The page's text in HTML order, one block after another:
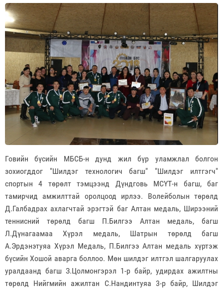
Говийн бүсийн МБСБ-н дунд жил бүр уламжлал болгон
зохиогддог "Шилдэг технологич багш" "Шилдэг илтгэгч"
спортын 4 төрөлт тэмцээнд Дүндговь МСҮТ-н багш, баг
тамирчид амжилттай оролцоод ирлээ. Волейболын төрөлд
Д.Галбадрах ахлагчтай эрэгтэй баг Алтан медаль, Ширээний
теннисний төрөлд багш П.Билгээ Алтан медаль, багш
Л.Дүнагаамаа Хүрэл медаль, Шатрын төрөлд багш
А.Эрдэнэтуяа Хүрэл Медаль, П.Билгээ Алтан медаль хүртэж
бүсийн Хошой аварга боллоо. Мөн шилдэг илтгэл шалгаруулах
уралдаанд багш З.Цолмонгэрэл 1-р байр, удирдах ажилтны
төрөлд Нийгмийн ажилтан С.Нандинтуяа 3-р байр, Шилдэг